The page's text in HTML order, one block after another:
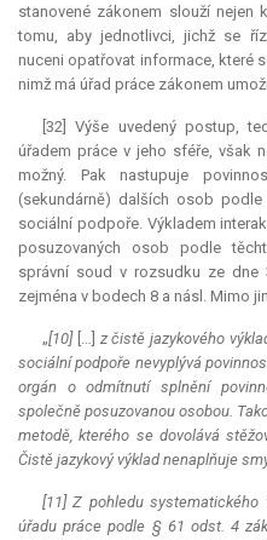
stanovené zákonem slouží
tomu, aby jednotlivci, jichž se
nuceni opatřovat informace, které
nimž má úřad práce zákonem
[32] Výše uvedený postup,
úřadem práce v jeho sféře, však
možný. Pak nastupuje
(sekundárně) dalších osob
sociální podpoře. Výkladem
posuzovaných osob podle
správní soud v rozsudku ze dne
zejména v bodech 8 a násl. Mimo
„[10] […] z čistě jazykového
sociální podpoře nevyplývá
orgán o odmítnutí splnění
společně posuzovanou osobou.
metodě, kterého se dovolává
Čistě jazykový výklad nenaplňuje
[11] Z pohledu
úřadu práce podle § 61 odst. 4